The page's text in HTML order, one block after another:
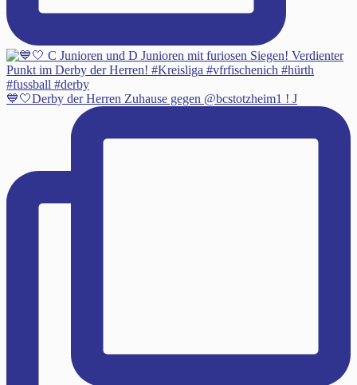
💙🤍Derby der Herren Zuhause gegen @bcstotzheim1 ! J